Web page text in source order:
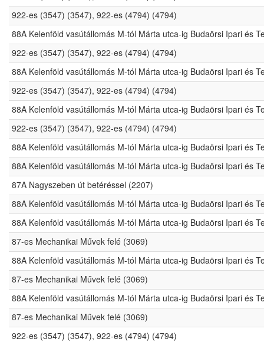
922-es (3547) (3547), 922-es (4794) (4794)
88A Kelenföld vasútállomás M-tól Márta utca-ig Budaörsi Ipari és
922-es (3547) (3547), 922-es (4794) (4794)
88A Kelenföld vasútállomás M-tól Márta utca-ig Budaörsi Ipari és
922-es (3547) (3547), 922-es (4794) (4794)
88A Kelenföld vasútállomás M-tól Márta utca-ig Budaörsi Ipari és
922-es (3547) (3547), 922-es (4794) (4794)
88A Kelenföld vasútállomás M-tól Márta utca-ig Budaörsi Ipari és
88A Kelenföld vasútállomás M-tól Márta utca-ig Budaörsi Ipari és
87A Nagyszeben út betéréssel (2207)
88A Kelenföld vasútállomás M-tól Márta utca-ig Budaörsi Ipari és
88A Kelenföld vasútállomás M-tól Márta utca-ig Budaörsi Ipari és
87-es Mechanikai Művek felé (3069)
88A Kelenföld vasútállomás M-tól Márta utca-ig Budaörsi Ipari és
87-es Mechanikai Művek felé (3069)
88A Kelenföld vasútállomás M-tól Márta utca-ig Budaörsi Ipari és
87-es Mechanikai Művek felé (3069)
922-es (3547) (3547), 922-es (4794) (4794)